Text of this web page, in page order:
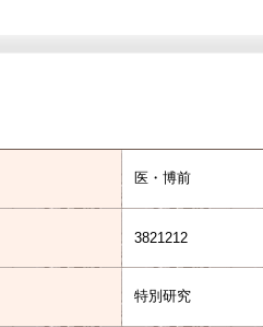
医・博前
3821212
特別研究